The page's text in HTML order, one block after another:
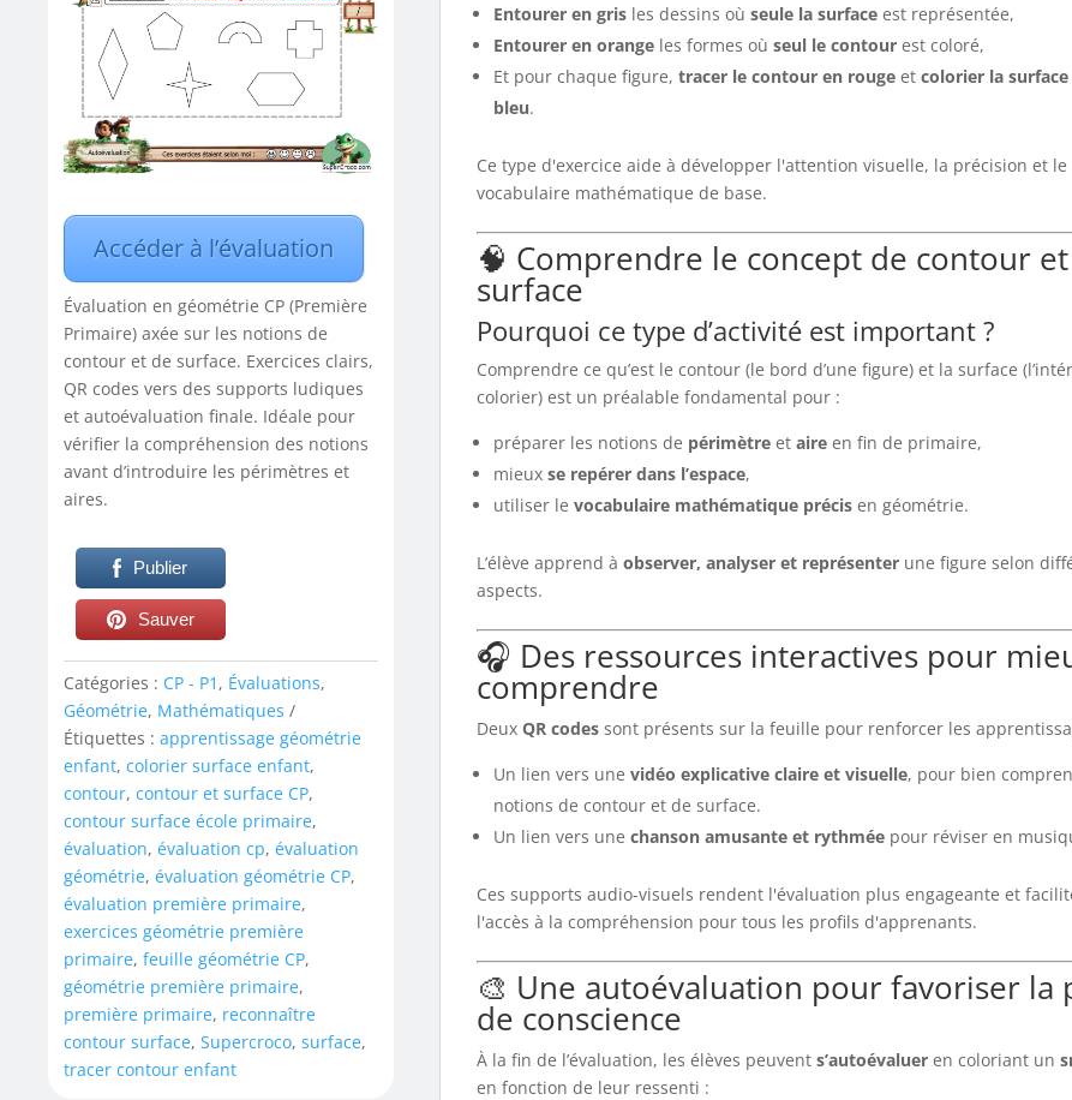
Accéder à l’évaluation
Évaluation en géométrie CP (Première
Primaire) axée sur les notions de
contour et de surface. Exercices clairs,
QR codes vers des supports ludiques
et autoévaluation finale. Idéale pour
vérifier la compréhension des notions
avant d’introduire les périmètres et
aires.
Publier
Sauver
Catégories : CP - P1 , Évaluations,
Géométrie, Mathématiques
Étiquettes : apprentissage géométrie
enfant, colorier surface enfant,
contour, contour et surface CP,
contour surface école primaire,
évaluation, évaluation cp, évaluation
géométrie, évaluation géométrie CP,
évaluation première primaire,
exercices géométrie première
primaire, feuille géométrie CP,
géométrie première primaire,
première primaire, reconnaître
contour surface, Supercroco, surface,
tracer contour enfant
Entourer en grisles dessins où seule la surfaceest représentée,
Entourer en orangeles formes où seul le contourest coloré,
Et pour chaque figure, tracer le contour en rougeet colorier la surface
bleu.
Ce type d'exercice aide à développer l'attention visuelle, la précision et le
vocabulaire mathématique de base.
🧠 Comprendre le concept de contour
surface
Pourquoi ce type d’activité est important ?
Comprendre ce qu’est le contour (le bord d’une figure) et la surface
colorier) est un préalable fondamental pour :
préparer les notions de périmètreet aireen fin de primaire,
mieux se repérer dans l’espace,
utiliser le vocabulaire mathématique précisen géométrie.
L’élève apprend à observer, analyser et représenterune figure selon
aspects.
🎧 Des ressources interactives pour
comprendre
Deux QR codessont présents sur la feuille pour renforcer les
Un lien vers une vidéo explicative claire et visuelle, pour bien
notions de contour et de surface.
Un lien vers une chanson amusante et rythméepour réviser en
Ces supports audio-visuels rendent l'évaluation plus engageante et
l'accès à la compréhension pour tous les profils d'apprenants.
🎨 Une autoévaluation pour favoriser la
de conscience
À la fin de l’évaluation, les élèves peuvent s’autoévalueren coloriant un
en fonction de leur ressenti :